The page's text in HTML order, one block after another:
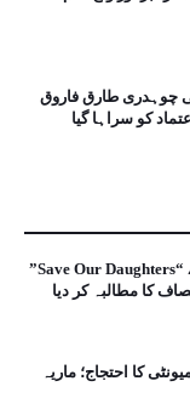
چوہدری طارق فاروق
کو سراہا گیا
اقوام متحدہ ہیڈکوارٹر کے سامنے “Save Our Daughters”
کا مطالبہ کر دیا
کا احتجاج؛ ماریہ